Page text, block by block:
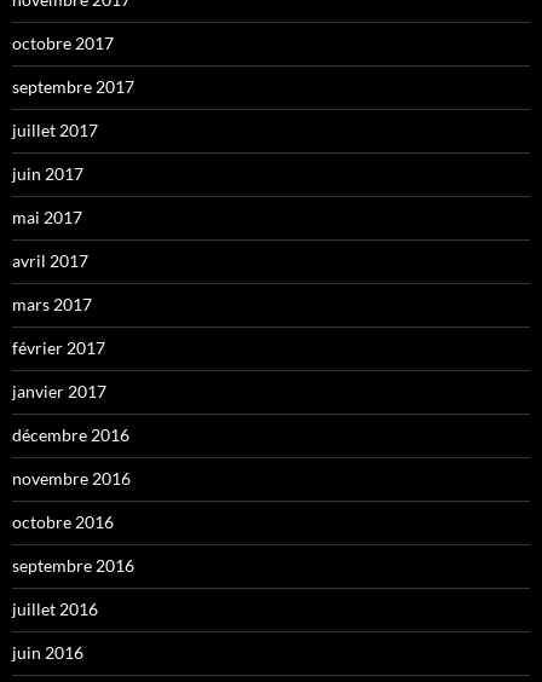
octobre 2017
septembre 2017
juillet 2017
juin 2017
mai 2017
avril 2017
mars 2017
février 2017
janvier 2017
décembre 2016
novembre 2016
octobre 2016
septembre 2016
juillet 2016
juin 2016